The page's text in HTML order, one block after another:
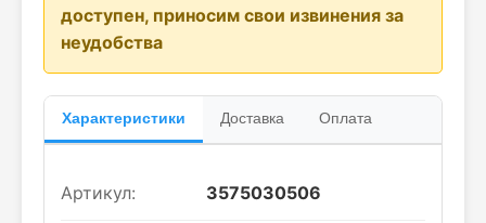
доступен, приносим свои извинения за
неудобства
Характеристики Доставка Оплата
Артикул: 3575030506